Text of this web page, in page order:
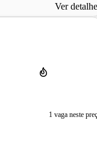
Ver
1 vaga neste